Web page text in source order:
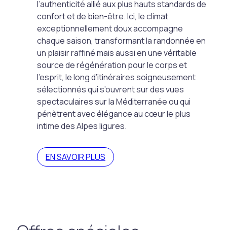
l’authenticité allié aux plus hauts standards de
confort et de bien-être. Ici, le climat
exceptionnellement doux accompagne
chaque saison, transformant la randonnée en
un plaisir raffiné mais aussi en une véritable
source de régénération pour le corps et
l’esprit, le long d’itinéraires soigneusement
sélectionnés qui s’ouvrent sur des vues
spectaculaires sur la Méditerranée ou qui
pénètrent avec élégance au cœur le plus
intime des Alpes ligures.
EN SAVOIR PLUS